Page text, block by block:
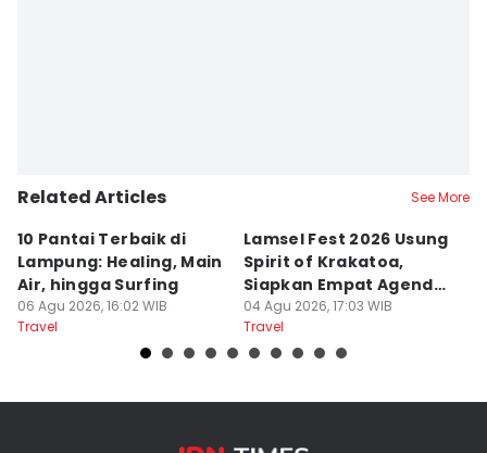
Related Articles See More
10 Pantai Terbaik di
Lampung: Healing, Main
Air, hingga Surfing
06 Agu 2026, 16:02 WIB
Travel
Lamsel Fest 2026 Usung
Spirit of Krakatoa,
Siapkan Empat Agenda
Utama
04 Agu 2026, 17:03 WIB
Travel